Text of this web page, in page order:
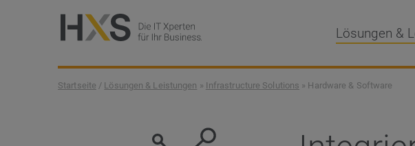
Lösungen &
Startseite / Lösungen & Leistungen » Infrastructure Solutions » Hardware & Software